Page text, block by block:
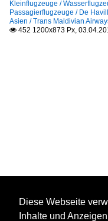
Kleinflugzeuge /
Passagierflugzeuge / De
Asien / Trans Maldivian
 452 1200x873 Px,
Diese Webseite
Inhalte und